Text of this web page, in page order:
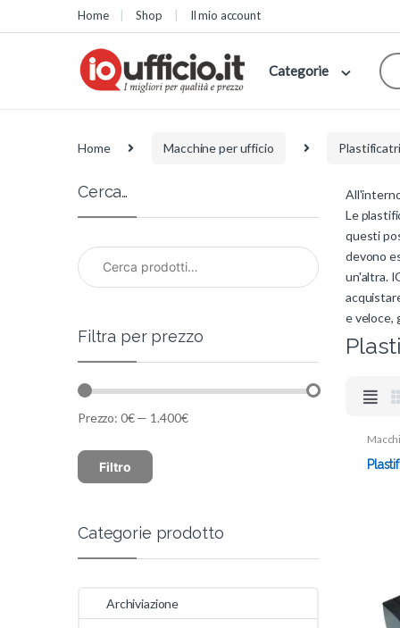
Skip to navigation
Skip to contentHome Shop Il mio account
Categorie
Home Macchine per ufficio
Le
questi
devono
un'altra.
e veloce,
Cerca…
Cerca:
Filtra per prezzo
Filtro
Prezzo: 0€— 1.400€
Categorie prodotto
Archiviazione